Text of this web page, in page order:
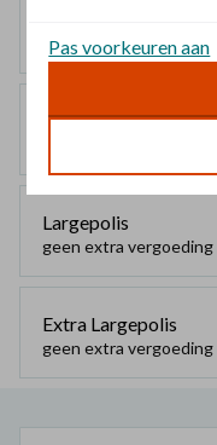
geen extra vergoeding
Mediumpolis
Largepolis
geen extra vergoeding
Extra Largepolis
geen extra vergoeding
Pas voorkeuren aan